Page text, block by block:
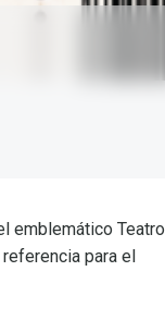
emblemático Teatro
para el